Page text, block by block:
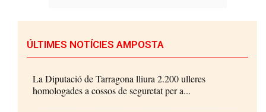
ÚLTIMES NOTÍCIES AMPOSTA
La Diputació de Tarragona lliura 2.200 ulleres
homologades a cossos de seguretat per a...